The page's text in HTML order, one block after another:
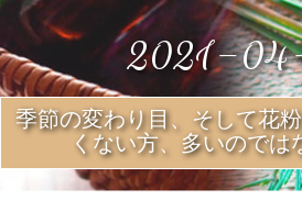
2021-
季節の変わり目、そして花
くない方、多いのでは